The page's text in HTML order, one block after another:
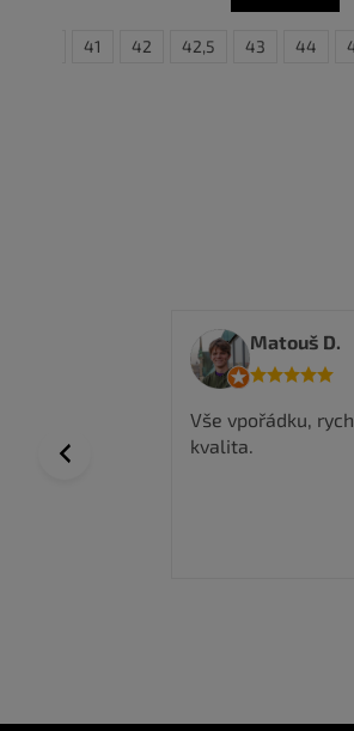
41 42 42,5 43 44
Previous
Anwar I.
Nakoupil jsem
spokojen, kvalitní